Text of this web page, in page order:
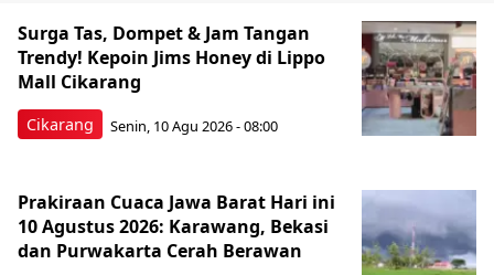
Cikarang
Surga Tas, Dompet & Jam Tangan
Trendy! Kepoin Jims Honey di Lippo
Mall Cikarang
Senin, 10 Agu 2026 - 08:00
Prakiraan Cuaca Jawa Barat Hari ini
10 Agustus 2026: Karawang, Bekasi
dan Purwakarta Cerah Berawan